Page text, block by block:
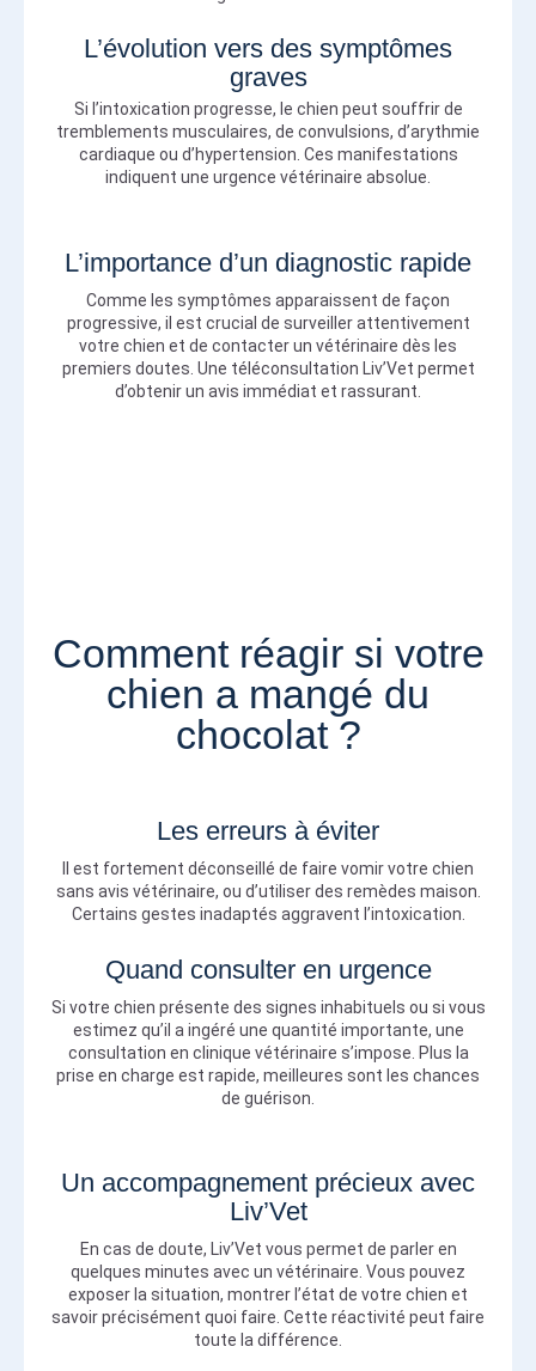
L’évolution vers des symptômes
graves
Si l’intoxication progresse, le chien peut souffrir de
tremblements musculaires, de convulsions, d’arythmie
cardiaque ou d’hypertension. Ces manifestations
indiquent une urgence vétérinaire absolue.
L’importance d’un diagnostic rapide
Comme les symptômes apparaissent de façon
progressive, il est crucial de surveiller attentivement
votre chien et de contacter un vétérinaire dès les
premiers doutes. Une téléconsultation Liv’Vet permet
d’obtenir un avis immédiat et rassurant.
Comment réagir si votre
chien a mangé du
chocolat ?
Les erreurs à éviter
Il est fortement déconseillé de faire vomir votre chien
sans avis vétérinaire, ou d’utiliser des remèdes maison.
Certains gestes inadaptés aggravent l’intoxication.
Quand consulter en urgence
Si votre chien présente des signes inhabituels ou si vous
estimez qu’il a ingéré une quantité importante, une
consultation en clinique vétérinaire s’impose. Plus la
prise en charge est rapide, meilleures sont les chances
de guérison.
Un accompagnement précieux avec
Liv’Vet
En cas de doute, Liv’Vet vous permet de parler en
quelques minutes avec un vétérinaire. Vous pouvez
exposer la situation, montrer l’état de votre chien et
savoir précisément quoi faire. Cette réactivité peut faire
toute la différence.